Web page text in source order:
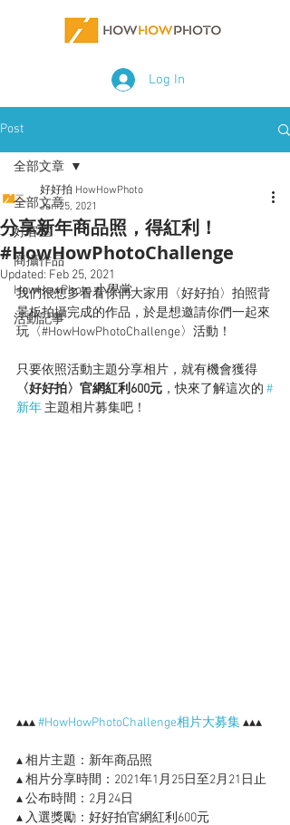
Log In
Post
全部文章
好客室
商攝作品
HowHowPhoto 小學堂
活動記事
全部文章
分享新年商品照，得紅利！
#HowHowPhotoChallenge
好好拍 HowHowPhoto
Jan 25, 2021
Updated: Feb 25, 2021
我們很想多看看你們大家用〈好好拍〉拍照背
景板拍攝完成的作品，於是想邀請你們一起來
玩〈#HowHowPhotoChallenge〉活動！
只要依照活動主題分享相片，就有機會獲得
〈好好拍〉官網紅利600元 ，快來了解這次的 #
新年 主題相片募集吧！
▴▴▴ #HowHowPhotoChallenge相片大募集 ▴▴▴
▴ 相片主題：新年商品照
▴ 相片分享時間：2021年1月25日至2月21日止
▴ 公布時間：2月24日
▴ 入選獎勵：好好拍官網紅利600元